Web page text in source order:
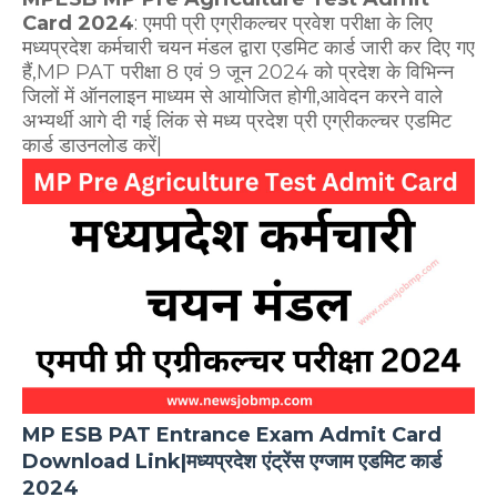
Card 2024: एमपी प्री एग्रीकल्चर प्रवेश परीक्षा के लिए
मध्यप्रदेश कर्मचारी चयन मंडल द्वारा एडमिट कार्ड जारी कर दिए गए
हैं,MP PAT परीक्षा 8 एवं 9 जून 2024 को प्रदेश के विभिन्न
जिलों में ऑनलाइन माध्यम से आयोजित होगी,आवेदन करने वाले
अभ्यर्थी आगे दी गई लिंक से मध्य प्रदेश प्री एग्रीकल्चर एडमिट
कार्ड डाउनलोड करें|
MP ESB PAT Entrance Exam Admit Card
Download Link|मध्यप्रदेश एंट्रेंस एग्जाम एडमिट कार्ड
2024